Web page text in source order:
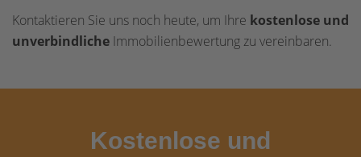
Kontaktieren Sie uns noch heute, um Ihre kostenlose und
unverbindliche Immobilienbewertung zu vereinbaren.
Kostenlose und